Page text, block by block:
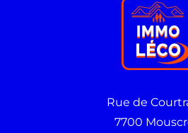
Rue de
7700